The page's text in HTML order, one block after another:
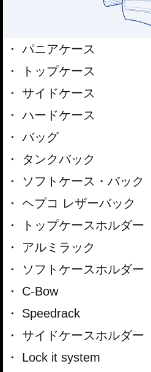
パニアケース
トップケース
サイドケース
ハードケース
バッグ
タンクバック
ソフトケース・バック
ヘプコ レザーバック
トップケースホルダー
アルミラック
ソフトケースホルダー
C-Bow
Speedrack
サイドケースホルダー
Lock it system